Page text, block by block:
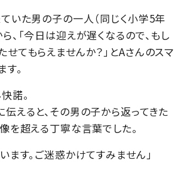
いた男の子の一人（同じく小学5年
、「今日は迎えが遅くなるので、もし
てもらえませんか？」とAさんのスマ
。
諾。
えると、その男の子から返ってきた
を超える丁寧な言葉でした。
ます。ご迷惑かけてすみません」